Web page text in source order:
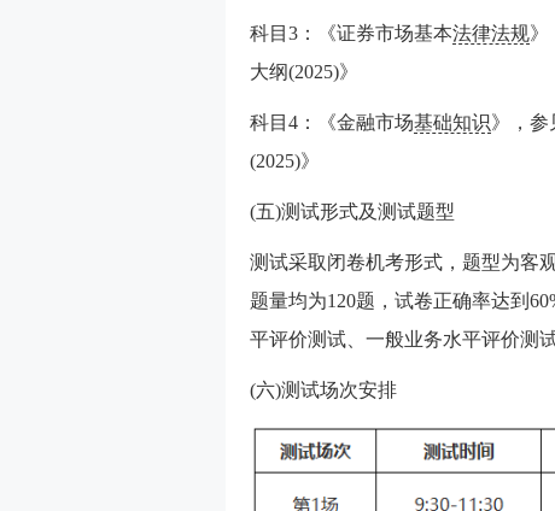
科目3：《证券市场基本法律法规》
大纲(2025)》
科目4：《金融市场基础知识》，参
(2025)》
(五)测试形式及测试题型
测试采取闭卷机考形式，题型为客
题量均为120题，试卷正确率达到
平评价测试、一般业务水平评价测
(六)测试场次安排